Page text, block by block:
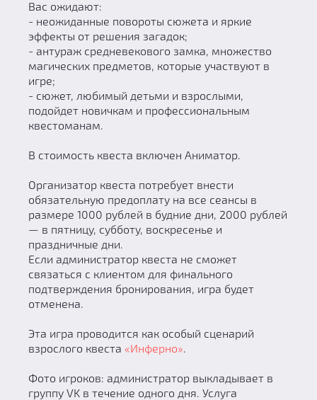
Вас ожидают:
- неожиданные повороты сюжета и яркие
эффекты от решения загадок;
- антураж средневекового замка, множество
магических предметов, которые участвуют в
игре;
- сюжет, любимый детьми и взрослыми,
подойдет новичкам и профессиональным
квестоманам.
В стоимость квеста включен Аниматор.
Организатор квеста потребует внести
обязательную предоплату на все сеансы в
размере 1000 рублей в будние дни, 2000 рублей
— в пятницу, субботу, воскресенье и
праздничные дни.
Если администратор квеста не сможет
связаться с клиентом для финального
подтверждения бронирования, игра будет
отменена.
Эта игра проводится как особый сценарий
взрослого квеста «Инферно».
Фото игроков: администратор выкладывает в
группу VK в течение одного дня. Услуга